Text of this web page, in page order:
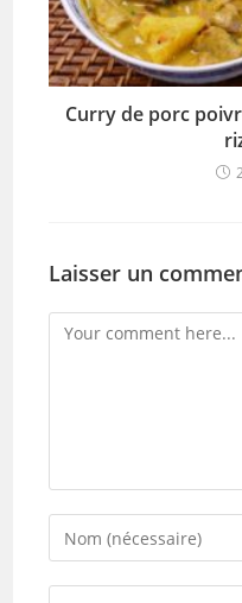
Curry de porc
Laisser un